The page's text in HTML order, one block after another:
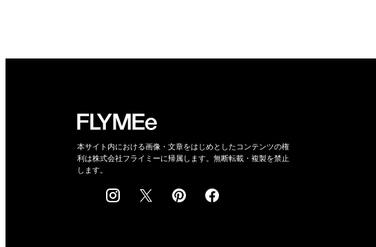
本サイト内における画像・文章をはじめとしたコンテンツの権
利は株式会社フライミーに帰属します。無断転載・複製を禁止
します。